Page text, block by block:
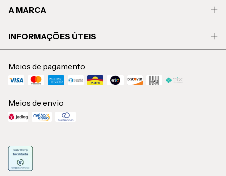
A MARCA
INFORMAÇÕES ÚTEIS
Meios de pagamento
Meios de envio